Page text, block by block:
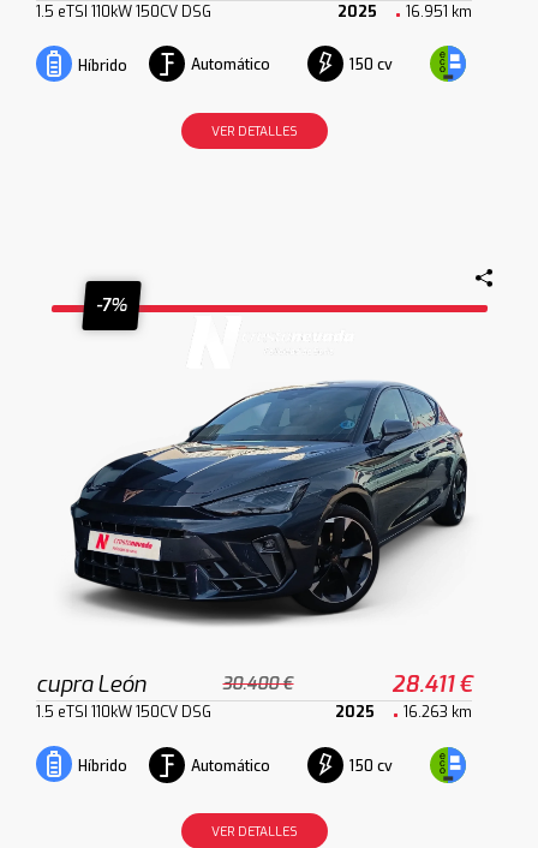
1.5 eTSI 110kW 150CV DSG 2025 16.951 km
Híbrido Automático 150 cv
VER DETALLES
-7%
cupra León 30.400 € 28.411 €
1.5 eTSI 110kW 150CV DSG 2025 16.263 km
Híbrido Automático 150 cv
VER DETALLES